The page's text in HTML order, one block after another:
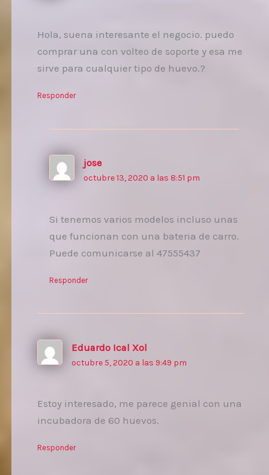
Hola, suena interesante el negocio. puedo
comprar una con volteo de soporte y esa me
sirve para cualquier tipo de huevo.?
Responder
jose
octubre 13, 2020 a las 8:51 pm
Si tenemos varios modelos incluso unas
que funcionan con una bateria de carro.
Puede comunicarse al 47555437
Responder
Eduardo Ical Xol
octubre 5, 2020 a las 9:49 pm
Estoy interesado, me parece genial con una
incubadora de 60 huevos.
Responder